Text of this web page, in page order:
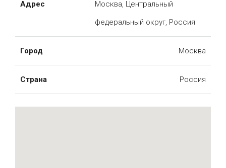
Адрес
Москва, Центральный
федеральный округ, Россия
Город Москва
Страна Россия